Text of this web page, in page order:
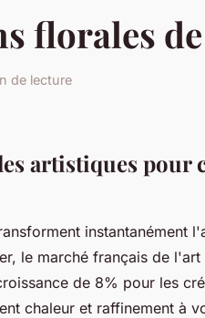
florales
de lecture
artistiques pour
instantanément
le marché français de
de 8% pour les
chaleur et raffinement à